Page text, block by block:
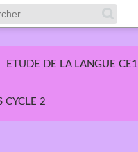
ETUDE DE LA LANGUE CE1
CYCLE 2